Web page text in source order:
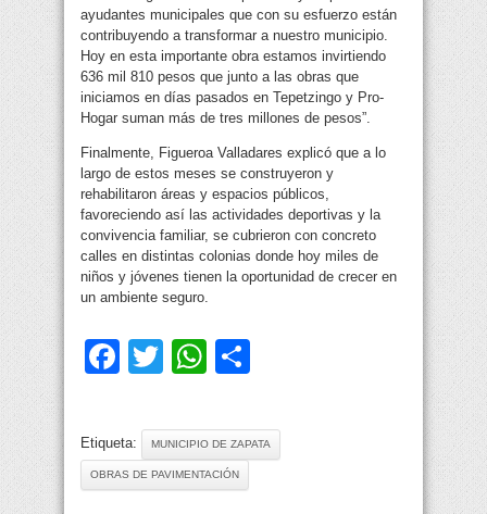
ayudantes municipales que con su esfuerzo están
contribuyendo a transformar a nuestro municipio.
Hoy en esta importante obra estamos invirtiendo
636 mil 810 pesos que junto a las obras que
iniciamos en días pasados en Tepetzingo y Pro-
Hogar suman más de tres millones de pesos”.
Finalmente, Figueroa Valladares explicó que a lo
largo de estos meses se construyeron y
rehabilitaron áreas y espacios públicos,
favoreciendo así las actividades deportivas y la
convivencia familiar, se cubrieron con concreto
calles en distintas colonias donde hoy miles de
niños y jóvenes tienen la oportunidad de crecer en
un ambiente seguro.
Facebook
TwitterWhatsApp
Etiqueta: MUNICIPIO DE ZAPATA
OBRAS DE PAVIMENTACIÓN